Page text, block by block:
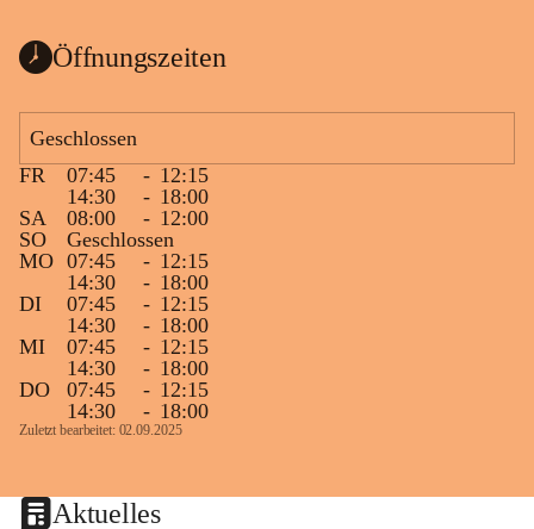
Öffnungszeiten
Geschlossen
FR
07:45 - 12:15
14:30
- 18:00
SA
08:00 - 12:00
SO
Geschlossen
MO 07:45 - 12:15
14:30
- 18:00
DI
07:45 - 12:15
14:30
- 18:00
MI
07:45 - 12:15
14:30
- 18:00
DO
07:45 - 12:15
14:30
- 18:00
Zuletzt bearbeitet: 02.09.2025
Aktuelles